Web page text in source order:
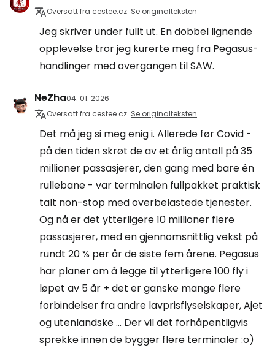
Oversatt fra cestee.cz Se originalteksten
Jeg skriver under fullt ut. En dobbel lignende
opplevelse tror jeg kurerte meg fra Pegasus-
handlinger med overgangen til SAW.
NeZha04. 01. 2026
Oversatt fra cestee.cz Se originalteksten
Det må jeg si meg enig i. Allerede før Covid -
på den tiden skrøt de av et årlig antall på 35
millioner passasjerer, den gang med bare én
rullebane - var terminalen fullpakket praktisk
talt non-stop med overbelastede tjenester.
Og nå er det ytterligere 10 millioner flere
passasjerer, med en gjennomsnittlig vekst på
rundt 20 % per år de siste fem årene. Pegasus
har planer om å legge til ytterligere 100 fly i
løpet av 5 år + det er ganske mange flere
forbindelser fra andre lavprisflyselskaper, Ajet
og utenlandske ... Der vil det forhåpentligvis
sprekke innen de bygger flere terminaler :o)